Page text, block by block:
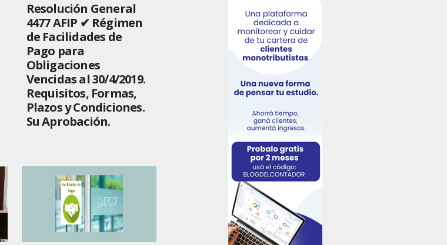
Resolución General
4477 AFIP ✔ Régimen
de Facilidades de
Pago para
Obligaciones
Vencidas al 30/4/2019.
Requisitos, Formas,
Plazos y Condiciones.
Su Aprobación.